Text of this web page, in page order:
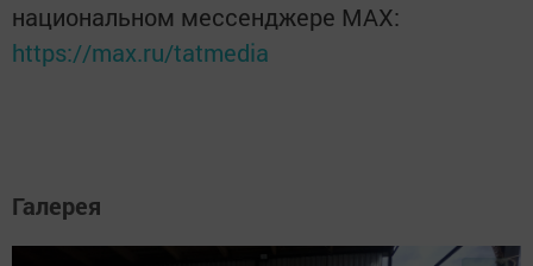
национальном мессенджере MАХ:
https://max.ru/tatmedia
Галерея